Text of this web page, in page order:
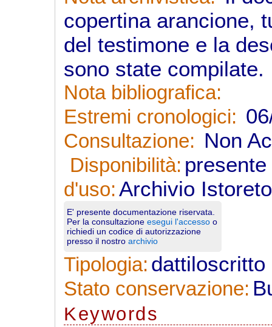
copertina arancione,
del testimone e la
sono state compilate.
Nota bibliografica:
Estremi cronologici:
Consultazione: Non
Disponibilità:
d'uso:Archivio Istoreto
E' presente documentazione riservata.
Per la consultazioneesegui l'accesso o
richiedi un codice di autorizzazione
presso il nostroarchivio
Tipologia:
Stato conservazione:
Keywords